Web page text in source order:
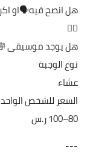
هل انصح فيه🗣او
👍🏻
هل يوجد موسيقى
نوع الوجبة
عشاء
السعر للشخص الواحد
---